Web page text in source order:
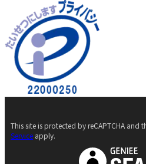
This site is protected by reCAPTCHA and
Service apply.